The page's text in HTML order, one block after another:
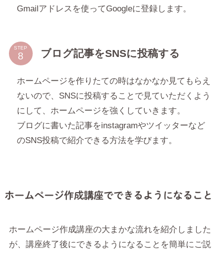
Gmailアドレスを使ってGoogleに登録します。
STEP ブログ記事をSNSに投稿する
ホームページを作りたての時はなかなか見てもらえ
ないので、SNSに投稿することで見ていただくよう
にして、ホームページを強くしていきます。
ブログに書いた記事をinstagramやツイッターなど
のSNS投稿で紹介できる方法を学びます。
ホームページ作成講座でできるようになること
ホームページ作成講座の大まかな流れを紹介しました
が、講座終了後にできるようになることを簡単にご説